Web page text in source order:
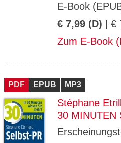
E-Book
€ 7,99 (D) | €
Zum E-Book
PDF EPUB MP3
Stéphane
30 MINUTEN